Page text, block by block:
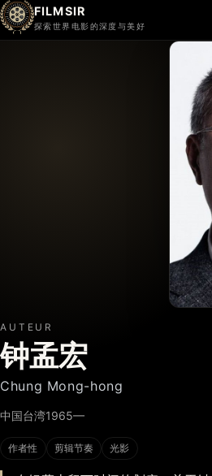
FILMSIR
探索世界电影的深度与美好
AUTEUR
钟孟宏
Chung Mong-hong
中国台湾1965—
作者性 剪辑节奏 光影